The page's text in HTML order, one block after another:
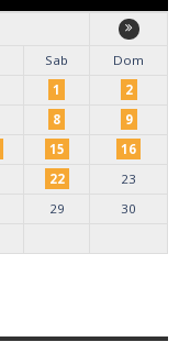
Sab
Dom
1
2
8
9
15
16
22
23
29
30